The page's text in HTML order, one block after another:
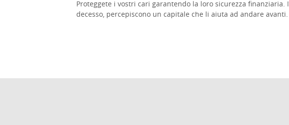
Proteggete i vostri cari garantendo la loro sicurezza finanziaria.
decesso, percepiscono un capitale che li aiuta ad andare avanti.